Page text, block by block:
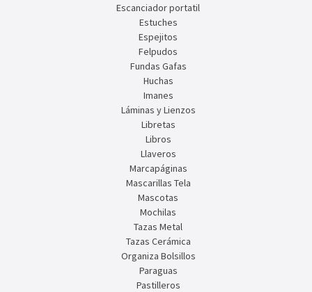
Escanciador portatil
Estuches
Espejitos
Felpudos
Fundas Gafas
Huchas
Imanes
Láminas y Lienzos
Libretas
Libros
Llaveros
Marcapáginas
Mascarillas Tela
Mascotas
Mochilas
Tazas Metal
Tazas Cerámica
Organiza Bolsillos
Paraguas
Pastilleros